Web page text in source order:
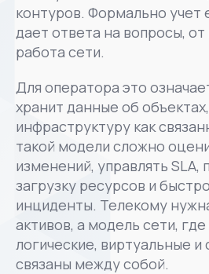
контуров. Формально учет
дает ответа на вопросы, от
работа сети.
Для оператора это
хранит данные об
инфраструктуру как
такой модели сложно
изменений, управлять SLA,
загрузку ресурсов и
инциденты. Телекому
активов, а модель сети,
логические, виртуальные
связаны между собой.